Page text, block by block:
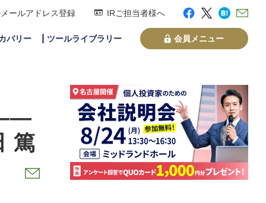
ールアドレス登録 IRご担当者様へ
バリー ツールライブラリー 会員メニュー
――
篤